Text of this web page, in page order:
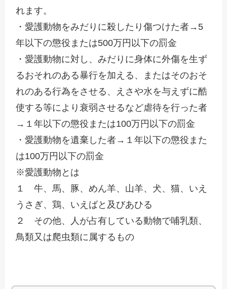
れます。
・愛護動物をみだりに殺したり傷つけた者→5
年以下の懲役または500万円以下の罰金
・愛護動物に対し、みだりに身体に外傷を生ず
るおそれのある暴行を加える、またはそのおそ
れのある行為をさせる、えさや水を与えずに酷
使する等により衰弱させるなど虐待を行った者
→１年以下の懲役または100万円以下の罰金
・愛護動物を遺棄した者→１年以下の懲役また
は100万円以下の罰金
※愛護動物とは
１　牛、馬、豚、めん羊、山羊、犬、猫、いえ
うさぎ、鶏、いえばと及びあひる
２　その他、人が占有している動物で哺乳類、
鳥類又は爬虫類に属するもの